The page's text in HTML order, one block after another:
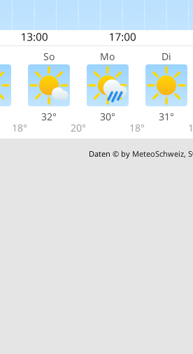
So Mo Di
18°
32°
20°
30°
18°
31°
Daten © by MeteoSchweiz,